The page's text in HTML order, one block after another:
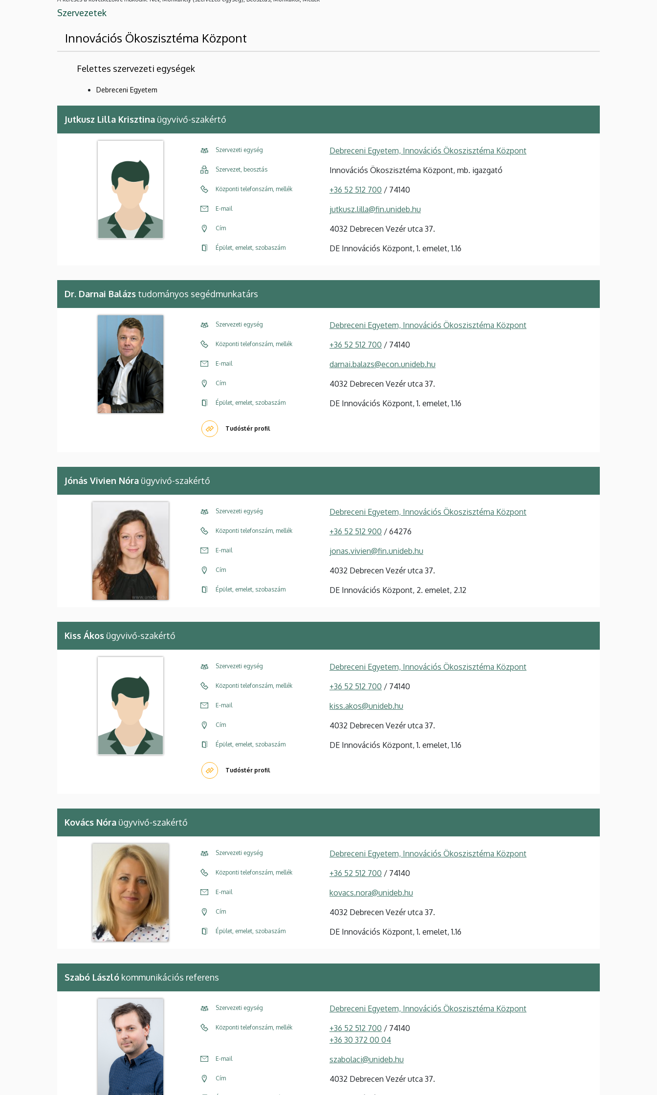
Szervezetek
Innovációs Ökoszisztéma Központ
Felettes szervezeti egységek
Debreceni Egyetem
Jutkusz Lilla Krisztina ügyvivő-szakértő
Szervezeti egység Debreceni Egyetem, Innovációs Ökoszisztéma Központ
Szervezet, beosztás Innovációs Ökoszisztéma Központ, mb. igazgató
Központi telefonszám, mellék +36 52 512 700 / 74140
E-mail jutkusz.lilla@fin.unideb.hu
Cím 4032 Debrecen Vezér utca 37.
Épület, emelet, szobaszám DE Innovációs Központ, 1. emelet, 1.16
Dr. Darnai Balázs tudományos segédmunkatárs
Szervezeti egység Debreceni Egyetem, Innovációs Ökoszisztéma Központ
Központi telefonszám, mellék +36 52 512 700 / 74140
E-mail darnai.balazs@econ.unideb.hu
Cím 4032 Debrecen Vezér utca 37.
Épület, emelet, szobaszám DE Innovációs Központ, 1. emelet, 1.16
Tudóstér profil
Jónás Vivien Nóra ügyvivő-szakértő
Szervezeti egység Debreceni Egyetem, Innovációs Ökoszisztéma Központ
Központi telefonszám, mellék +36 52 512 900 / 64276
E-mail jonas.vivien@fin.unideb.hu
Cím 4032 Debrecen Vezér utca 37.
Épület, emelet, szobaszám DE Innovációs Központ, 2. emelet, 2.12
Kiss Ákos ügyvivő-szakértő
Szervezeti egység Debreceni Egyetem, Innovációs Ökoszisztéma Központ
Központi telefonszám, mellék +36 52 512 700 / 74140
E-mail kiss.akos@unideb.hu
Cím 4032 Debrecen Vezér utca 37.
Épület, emelet, szobaszám DE Innovációs Központ, 1. emelet, 1.16
Tudóstér profil
Kovács Nóra ügyvivő-szakértő
Szervezeti egység Debreceni Egyetem, Innovációs Ökoszisztéma Központ
Központi telefonszám, mellék +36 52 512 700 / 74140
E-mail kovacs.nora@unideb.hu
Cím 4032 Debrecen Vezér utca 37.
Épület, emelet, szobaszám DE Innovációs Központ, 1. emelet, 1.16
Szabó László kommunikációs referens
Szervezeti egység Debreceni Egyetem, Innovációs Ökoszisztéma Központ
Központi telefonszám, mellék +36 52 512 700 / 74140
+36 30 372 00 04
E-mail szabolaci@unideb.hu
Cím 4032 Debrecen Vezér utca 37.